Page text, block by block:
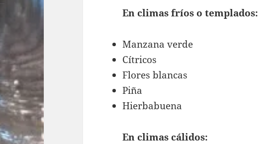
En climas fríos o templados:
Manzana verde
Cítricos
Flores blancas
Piña
Hierbabuena
En climas cálidos: